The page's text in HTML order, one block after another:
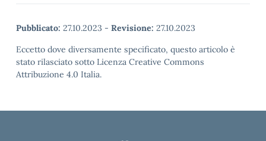
Pubblicato: 27.10.2023 - Revisione: 27.10.2023
Eccetto dove diversamente specificato, questo articolo è
stato rilasciato sotto Licenza Creative Commons
Attribuzione 4.0 Italia.